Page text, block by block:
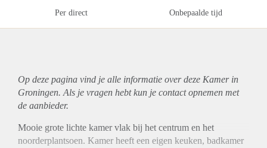
Per direct Onbepaalde tijd
Op deze pagina vind je alle informatie over deze Kamer in
Groningen. Als je vragen hebt kun je contact opnemen met
de aanbieder.
Mooie grote lichte kamer vlak bij het centrum en het
noorderplantsoen. Kamer heeft een eigen keuken, badkamer